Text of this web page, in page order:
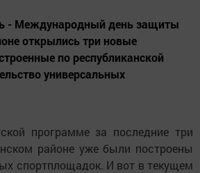
- Международный день защиты
открылись три новые
по республиканской
универсальных
программе за последние три
районе уже были построены
спортплощадок. И вот в текущем